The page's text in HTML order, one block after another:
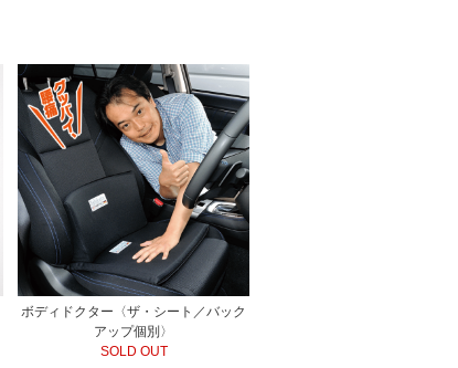
ボディドクター〈ザ・シート／バック
アップ個別〉
SOLD OUT